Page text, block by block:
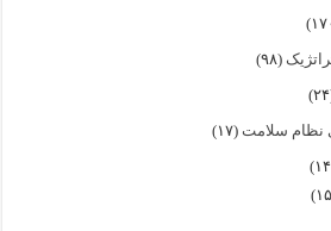
(۹۸)
نظام سلامت (۱۷)